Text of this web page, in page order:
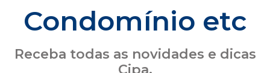
Condomínio etc
Receba todas as novidades e dicas
Cipa.